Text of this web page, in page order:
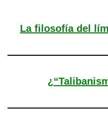
La filosofía del